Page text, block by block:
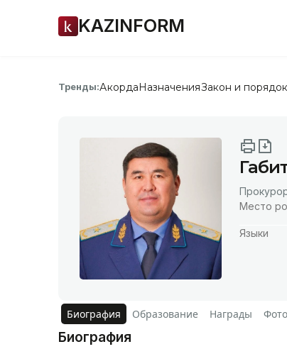
KAZINFORM
Тренды:АкордаНазначенияЗакон и порядок
Место
Языки
Биография Образование Награды Фото
Биография